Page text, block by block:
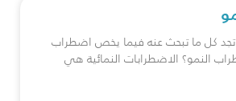
كل ما تبحث عنه فيما يخص اضطراب
النمو؟ الاضطرابات النمائية هي